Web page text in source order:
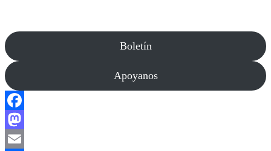
Boletín
Apoyanos
Facebook
Mastodon